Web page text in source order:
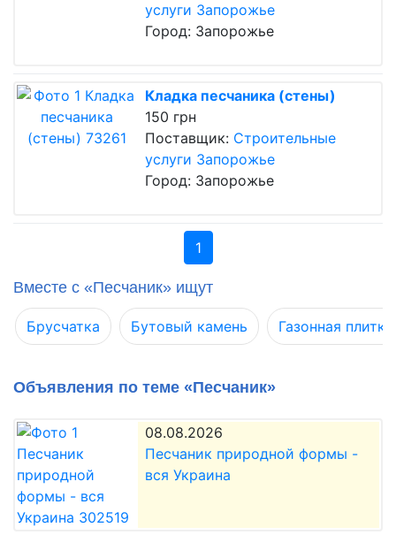
услуги Запорожье
Город: Запорожье
Кладка песчаника (стены)
150 грн
Поставщик: Строительные
услуги Запорожье
Город: Запорожье
1
Вместе с «Песчаник» ищут
Брусчатка Бутовый камень Газонная
Объявления по теме «Песчаник»
08.08.2026
Песчаник природной формы -
вся Украина